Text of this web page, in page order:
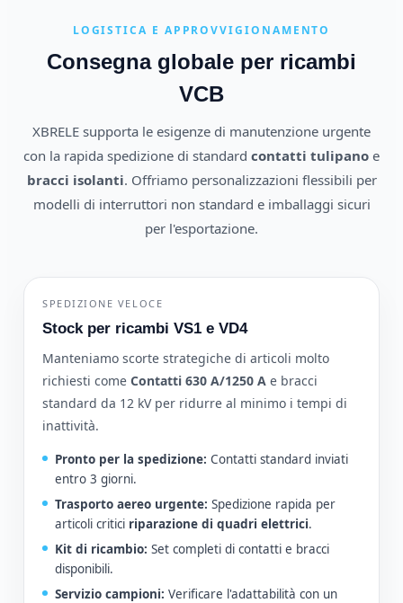
LOGISTICA E APPROVVIGIONAMENTO
Consegna globale per ricambi
VCB
XBRELE supporta le esigenze di manutenzione urgente
con la rapida spedizione di standard contatti tulipano e
bracci isolanti. Offriamo personalizzazioni flessibili per
modelli di interruttori non standard e imballaggi sicuri
per l'esportazione.
SPEDIZIONE VELOCE
Stock per ricambi VS1 e VD4
Manteniamo scorte strategiche di articoli molto
richiesti come Contatti 630 A/1250 A e bracci
standard da 12 kV per ridurre al minimo i tempi di
inattività.
Pronto per la spedizione: Contatti standard inviati
entro 3 giorni.
Trasporto aereo urgente: Spedizione rapida per
articoli critici riparazione di quadri elettrici.
Kit di ricambio: Set completi di contatti e bracci
disponibili.
Servizio campioni: Verificare l'adattabilità con un